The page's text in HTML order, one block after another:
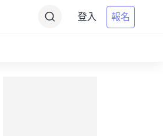
登入 報名